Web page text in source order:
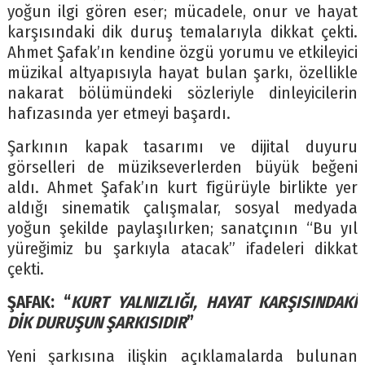
yoğun ilgi gören eser; mücadele, onur ve hayat
karşısındaki dik duruş temalarıyla dikkat çekti.
Ahmet Şafak’ın kendine özgü yorumu ve etkileyici
müzikal altyapısıyla hayat bulan şarkı, özellikle
nakarat bölümündeki sözleriyle dinleyicilerin
hafızasında yer etmeyi başardı.
Şarkının kapak tasarımı ve dijital duyuru
görselleri de müzikseverlerden büyük beğeni
aldı. Ahmet Şafak’ın kurt figürüyle birlikte yer
aldığı sinematik çalışmalar, sosyal medyada
yoğun şekilde paylaşılırken; sanatçının “Bu yıl
yüreğimiz bu şarkıyla atacak” ifadeleri dikkat
çekti.
ŞAFAK: “KURT YALNIZLIĞI, HAYAT KARŞISINDAKİ
DİK DURUŞUN ŞARKISIDIR”
Yeni şarkısına ilişkin açıklamalarda bulunan